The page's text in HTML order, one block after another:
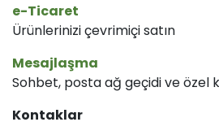
e-Ticaret
Ürünlerinizi çevrimiçi satın
Mesajlaşma
Sohbet, posta ağ geçidi ve özel
Kontaklar